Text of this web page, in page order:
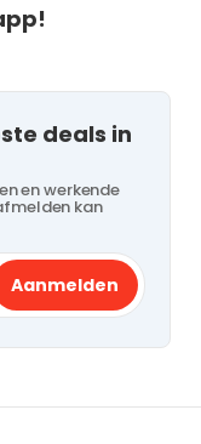
deals in
en werkende
kan
Aanmelden